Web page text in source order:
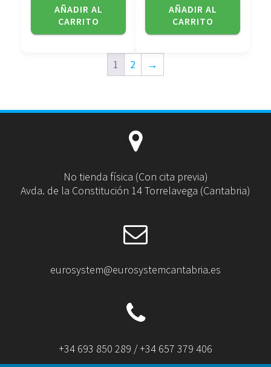
AÑADIR AL
CARRITO
AÑADIR AL
CARRITO
1 2 →
No tienda física (Con cita previa)
Avda. de la Constitución 14 Torrelavega (Cantabria)
eurosystem@eurosystemcantabria.es
+34 693 850 289 / +34 657 379 406